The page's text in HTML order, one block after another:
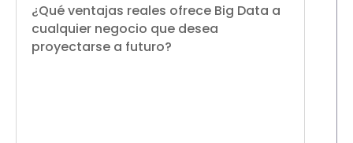
¿Qué ventajas reales ofrece Big Data a
cualquier negocio que desea
proyectarse a futuro?